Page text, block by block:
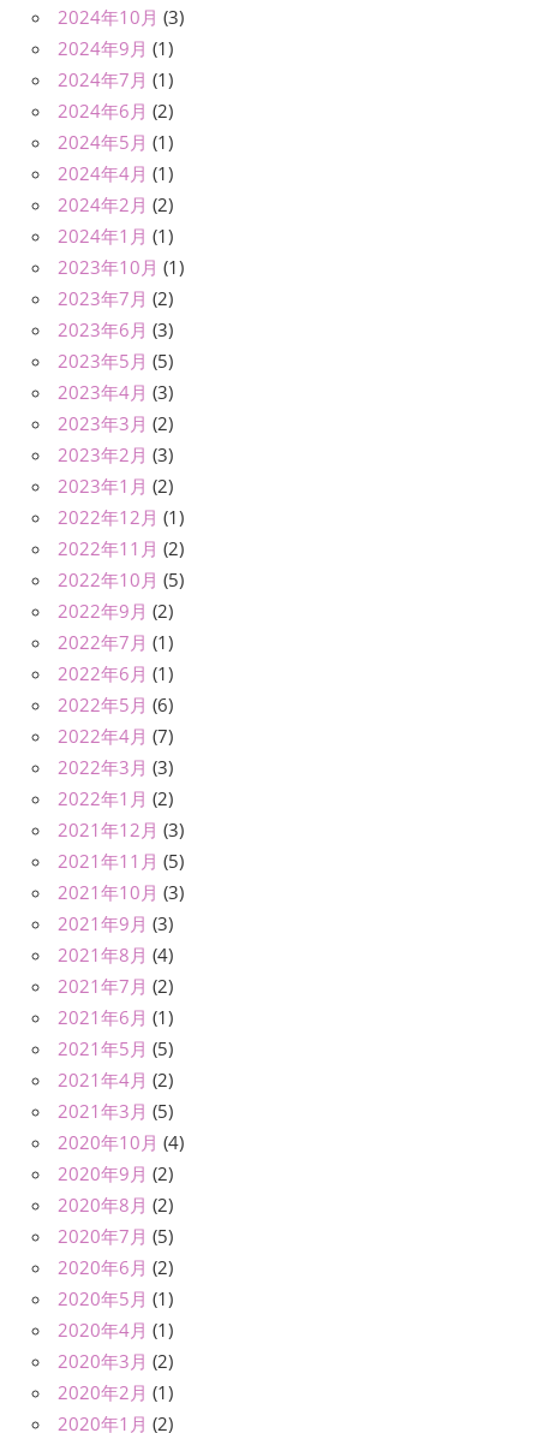
2024年10月 (3)
2024年9月 (1)
2024年7月 (1)
2024年6月 (2)
2024年5月 (1)
2024年4月 (1)
2024年2月 (2)
2024年1月 (1)
2023年10月 (1)
2023年7月 (2)
2023年6月 (3)
2023年5月 (5)
2023年4月 (3)
2023年3月 (2)
2023年2月 (3)
2023年1月 (2)
2022年12月 (1)
2022年11月 (2)
2022年10月 (5)
2022年9月 (2)
2022年7月 (1)
2022年6月 (1)
2022年5月 (6)
2022年4月 (7)
2022年3月 (3)
2022年1月 (2)
2021年12月 (3)
2021年11月 (5)
2021年10月 (3)
2021年9月 (3)
2021年8月 (4)
2021年7月 (2)
2021年6月 (1)
2021年5月 (5)
2021年4月 (2)
2021年3月 (5)
2020年10月 (4)
2020年9月 (2)
2020年8月 (2)
2020年7月 (5)
2020年6月 (2)
2020年5月 (1)
2020年4月 (1)
2020年3月 (2)
2020年2月 (1)
2020年1月 (2)